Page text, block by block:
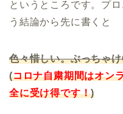
というところです。プ
う結論から先に書くと
色々惜しい。ぶっちゃ
(コロナ自粛期間はオン
全に受け得です！)